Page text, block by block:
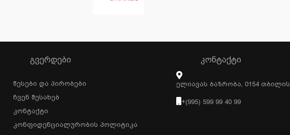
ᲒᲕᲔᲠᲓᲔᲑᲘ
Წესები Და Პირობები
Ჩვენ Შესახებ
Კონტაქტი
Კონფიდენციალურობის Პოლიტიკა
ᲙᲝᲜᲢᲐᲥᲢᲘ
Ელიავას Ბაზრობა, 0154
+(995) 599 99 40 99